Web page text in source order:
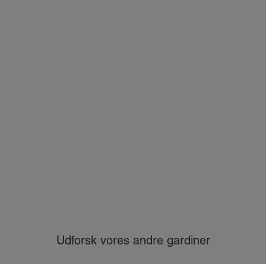
Udforsk vores andre gardiner